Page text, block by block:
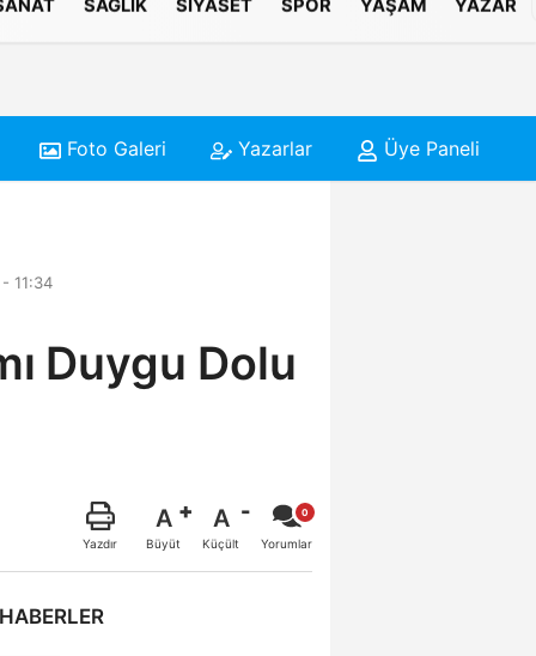
SAĞLIK SIYASET SPOR YAŞAM YAZAR
Foto Galeri Yazarlar Üye Paneli
11:34
Duygu Dolu
Yazdır
A
Büyüt
A
Küçült Yorumlar